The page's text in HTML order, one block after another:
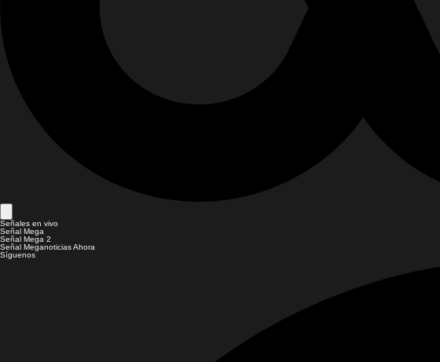
Señales en vivo
Señal Mega
Señal Mega 2
Señal Meganoticias Ahora
Síguenos